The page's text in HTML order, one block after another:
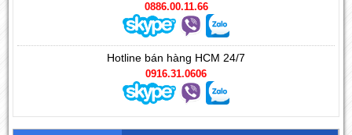
0886.00.11.66
Hotline bán hàng HCM 24/7
0916.31.0606